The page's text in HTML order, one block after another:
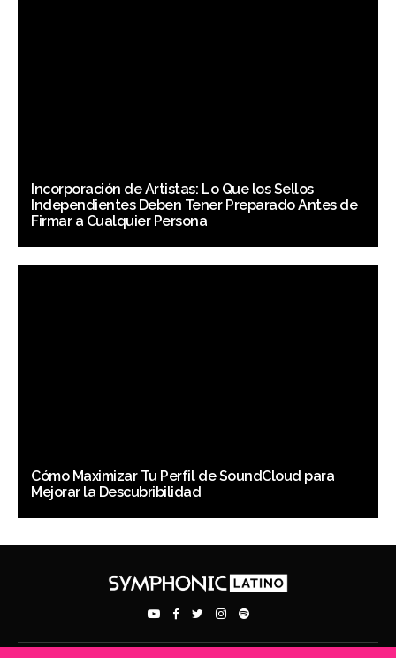
Incorporación de Artistas: Lo Que los Sellos
Independientes Deben Tener Preparado Antes de
Firmar a Cualquier Persona
Cómo Maximizar Tu Perfil de SoundCloud para
Mejorar la Descubribilidad